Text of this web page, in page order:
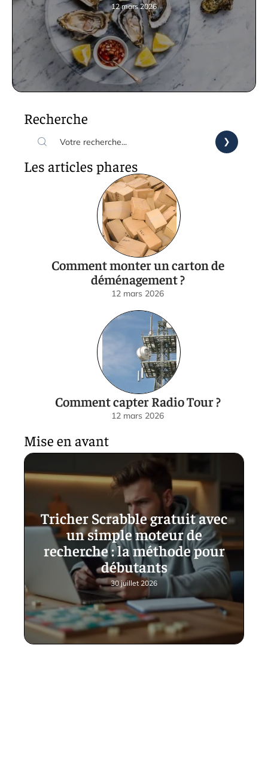
12 mars 2026
Recherche
Les articles phares
Comment monter un carton de
déménagement ?
12 mars 2026
Comment capter Radio Tour ?
12 mars 2026
Mise en avant
Tricher Scrabble gratuit avec
un simple moteur de
recherche : la méthode pour
débutants
30 juillet 2026